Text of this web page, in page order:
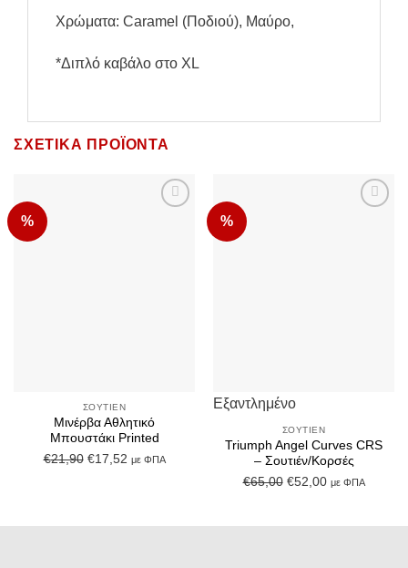
Χρώματα: Caramel (Ποδιού), Μαύρο,
*Διπλό καβάλο στο XL
ΣΧΕΤΙΚΆ ΠΡΟΪΌΝΤΑ
%
ΣΟΥΤΙΈΝ
Μινέρβα Αθλητικό
Μπουστάκι Printed
€21,90 Original
€17,52Ημε ΦΠΑ
%
Εξαντλημένο
ΣΟΥΤΙΈΝ
Triumph Angel Curves CRS
– Σουτιέν/Κορσές
€65,00 Original
€52,00Ημε ΦΠΑ